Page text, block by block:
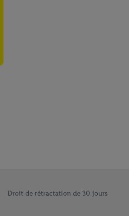
Droit de rétractation de 30 jours